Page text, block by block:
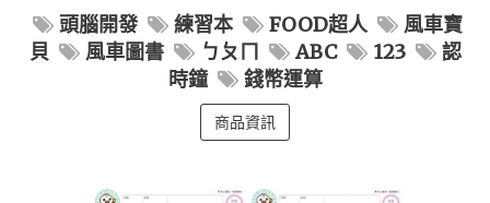
頭腦開發 練習本 FOOD超人
風車寶
貝
風車圖書 ㄅㄆㄇ ABC 123
認
時鐘
錢幣運算
商品資訊